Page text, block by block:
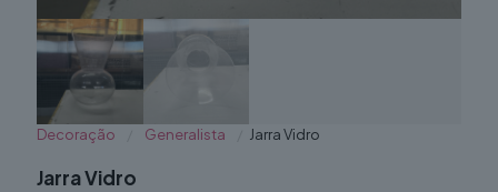
Decoração Generalista Jarra Vidro
Jarra Vidro